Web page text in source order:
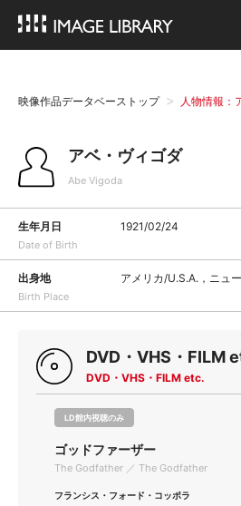
映像作品データベーストップ 人物情報：
アベ・ヴィゴダ
Abe Vigoda
生年月日
Date of Birth
1921/02/24
出身地
Birth Place
アメリカ/U.S.A.，ニュ
DVD・VHS・FILM
DVD・VHS・FILM etc.
LD館内視聴のみ
ゴッドファーザー
The Godfather ／ The Godfather
フランシス・フォード・コッポラ